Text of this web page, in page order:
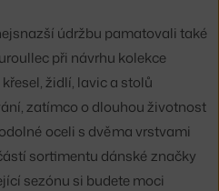
údržbu pamatovali také
při návrhu kolekce
židlí, lavic a stolů
zatímco o dlouhou životnost
oceli s dvěma vrstvami
sortimentu dánské značky
sezónu si budete moci